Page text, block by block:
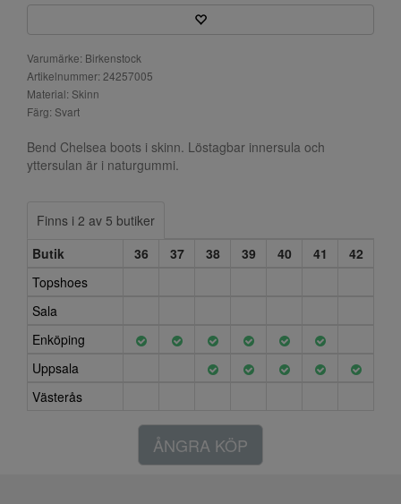
Varumärke: Birkenstock
Artikelnummer: 24257005
Material: Skinn
Färg: Svart
Bend Chelsea boots i skinn. Löstagbar innersula och
yttersulan är i naturgummi.
Finns i 2 av 5 butiker
Butik
36 37 38 39 40 41
42
Topshoes
Sala
Enköping
Uppsala
Västerås
ÅNGRA KÖP